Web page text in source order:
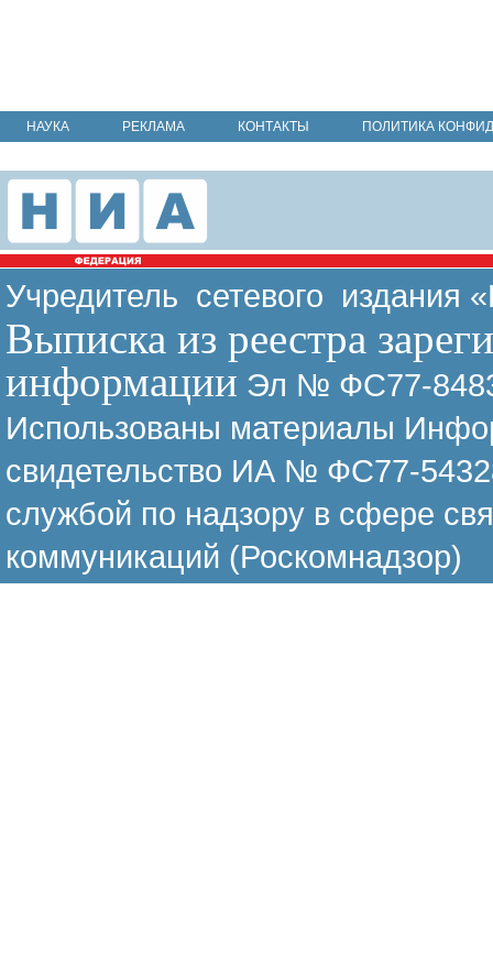
НАУКА РЕКЛАМА КОНТАКТЫ ПОЛИТИКА
Учредитель сетевого издания
Выписка из реестра
информации Эл № ФС77-
Использованы материалы
свидетельство ИА № ФС77-
службой по надзору в сфере
коммуникаций (Роскомнадзор)